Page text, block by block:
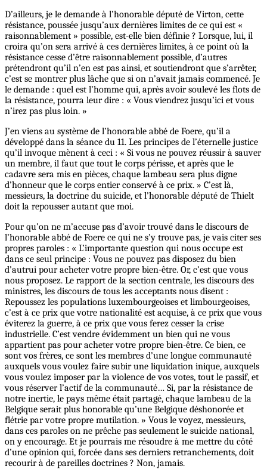
D’ailleurs, je le demande à l’honorable député de Virton, cette
résistance, poussée jusqu’aux dernières limites de ce qui est «
raisonnablement » possible, est-elle bien définie ? Lorsque, lui, il
croira qu’on sera arrivé à ces dernières limites, à ce point où la
résistance cesse d’être raisonnablement possible, d’autres
prétendront qu’il n’en est pas ainsi, et soutiendront que s’arrêter,
c’est se montrer plus lâche que si on n’avait jamais commencé. Je
le demande : quel est l’homme qui, après avoir soulevé les flots de
la résistance, pourra leur dire : « Vous viendrez jusqu’ici et vous
n’irez pas plus loin. »
J’en viens au système de l’honorable abbé de Foere, qu’il a
développé dans la séance du 11. Les principes de l’éternelle justice
qu’il invoque mènent à ceci : « Si vous ne pouvez réussir à sauver
un membre, il faut que tout le corps périsse, et après que le
cadavre sera mis en pièces, chaque lambeau sera plus digne
d’honneur que le corps entier conservé à ce prix. » C’est là,
messieurs, la doctrine du suicide, et l’honorable député de Thielt
doit la repousser autant que moi.
Pour qu’on ne m’accuse pas d’avoir trouvé dans le discours de
l’honorable abbé de Foere ce qui ne s’y trouve pas, je vais citer ses
propres paroles : « L’importante question qui nous occupe est
dans ce seul principe : Vous ne pouvez pas disposez du bien
d’autrui pour acheter votre propre bien-être. Or, c’est que vous
nous proposez. Le rapport de la section centrale, les discours des
ministres, les discours de tous les acceptants nous disent :
Repoussez les populations luxembourgeoises et limbourgeoises,
c’est à ce prix que votre nationalité est acquise, à ce prix que vous
éviterez la guerre, à ce prix que vous ferez cesser la crise
industrielle. C’est vendre évidemment un bien qui ne vous
appartient pas pour acheter votre propre bien-être. Ce bien, ce
sont vos frères, ce sont les membres d’une longue communauté
auxquels vous voulez faire subir une liquidation inique, auxquels
vous voulez imposer par la violence de vos votes, tout le passif, et
vous réserver l’actif de la communauté… Si, par la résistance de
notre inertie, le pays même était partagé, chaque lambeau de la
Belgique serait plus honorable qu’une Belgique déshonorée et
flétrie par votre propre mutilation. » Vous le voyez, messieurs,
dans ces paroles on ne prêche pas seulement le suicide national,
on y encourage. Et je pourrais me résoudre à me mettre du côté
d’une opinion qui, forcée dans ses derniers retranchements, doit
recourir à de pareilles doctrines ? Non, jamais.